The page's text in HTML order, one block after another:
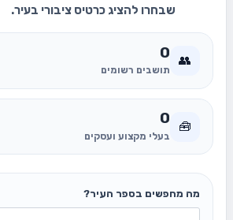
שבחרו להציג כרטיס ציבורי בעיר.
👥
0
תושבים רשומים
🧰
0
בעלי מקצוע ועסקים
מה מחפשים בספר העיר?